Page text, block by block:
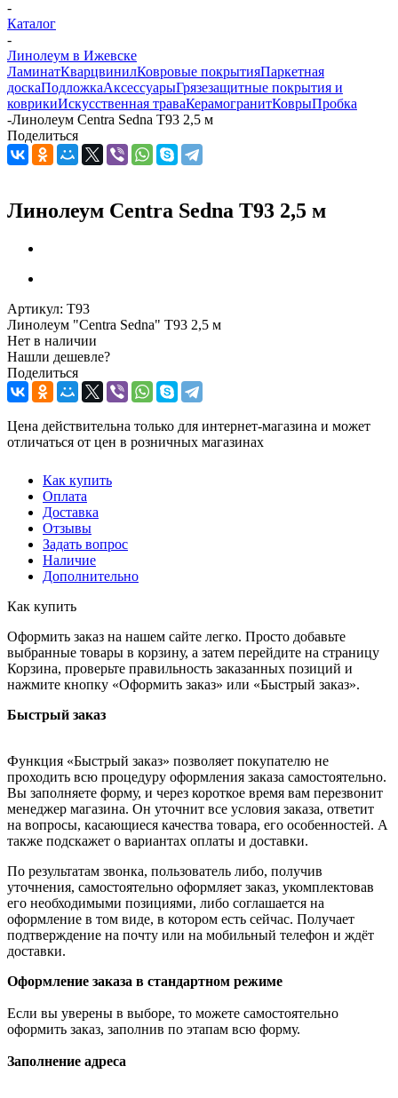
-
Каталог
-
Линолеум в Ижевске
ЛаминатКварцвинилКовровые покрытияПаркетная
доскаПодложкаАксессуарыГрязезащитные покрытия и
коврикиИскусственная траваКерамогранитКоврыПробка
-Линолеум Centra Sedna T93 2,5 м
Поделиться
Линолеум Centra Sedna T93 2,5 м
Артикул: T93
Линолеум "Centra Sedna" T93 2,5 м
Нет в наличии
Нашли дешевле?
Поделиться
Цена действительна только для интернет-магазина и может
отличаться от цен в розничных магазинах
Как купить
Оплата
Доставка
Отзывы
Задать вопрос
Наличие
Дополнительно
Как купить
Оформить заказ на нашем сайте легко. Просто добавьте
выбранные товары в корзину, а затем перейдите на страницу
Корзина, проверьте правильность заказанных позиций и
нажмите кнопку «Оформить заказ» или «Быстрый заказ».
Быстрый заказ
Функция «Быстрый заказ» позволяет покупателю не
проходить всю процедуру оформления заказа самостоятельно.
Вы заполняете форму, и через короткое время вам перезвонит
менеджер магазина. Он уточнит все условия заказа, ответит
на вопросы, касающиеся качества товара, его особенностей. А
также подскажет о вариантах оплаты и доставки.
По результатам звонка, пользователь либо, получив
уточнения, самостоятельно оформляет заказ, укомплектовав
его необходимыми позициями, либо соглашается на
оформление в том виде, в котором есть сейчас. Получает
подтверждение на почту или на мобильный телефон и ждёт
доставки.
Оформление заказа в стандартном режиме
Если вы уверены в выборе, то можете самостоятельно
оформить заказ, заполнив по этапам всю форму.
Заполнение адреса